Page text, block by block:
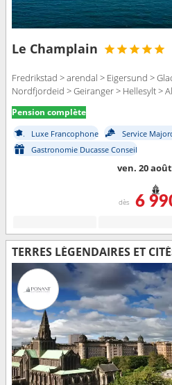
Le Champlain
Fredrikstad > arendal > Eigersund >
Nordfjordeid > Geiranger > Hellesylt >
Pension complète
Luxe Francophone Service
Gastronomie Ducasse Conseil
ven. 20
dès 6
TERRES LÉGENDAIRES ET